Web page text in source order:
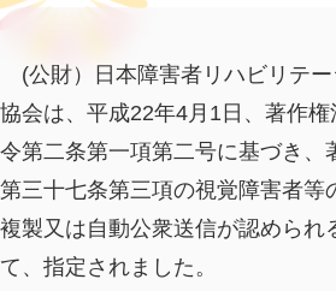
(公財）日本障害者リハビリテー
協会は、平成22年4月1日、著作権
令第二条第一項第二号に基づき、
第三十七条第三項の視覚障害者等
複製又は自動公衆送信が認められ
て、指定されました。